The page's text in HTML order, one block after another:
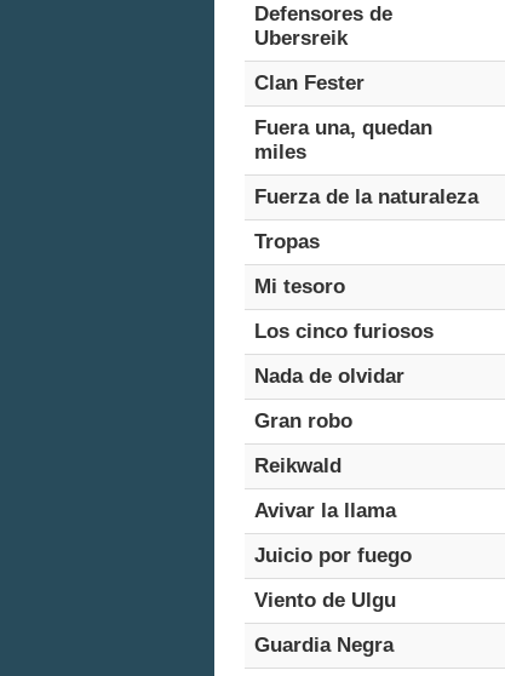
Defensores de
Ubersreik
Clan Fester
Fuera una, quedan
miles
Fuerza de la naturaleza
Tropas
Mi tesoro
Los cinco furiosos
Nada de olvidar
Gran robo
Reikwald
Avivar la llama
Juicio por fuego
Viento de Ulgu
Guardia Negra